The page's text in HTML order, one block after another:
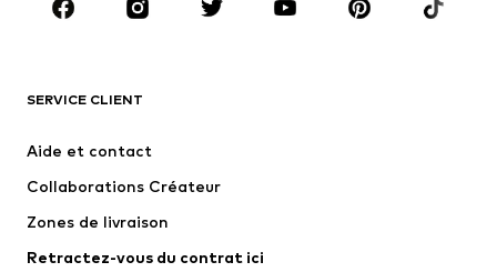
Accessoires
Premium
Nouveautés
Vestes
Lingerie
Manteaux
Jupes
SERVICE CLIENT
Aide et contact
Collaborations Créateur
Zones de livraison
Retractez-vous du contrat ici